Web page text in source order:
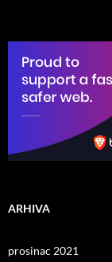
ARHIVA
prosinac 2021